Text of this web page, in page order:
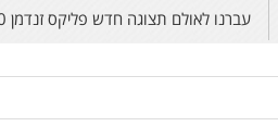
עברנו לאולם תצוגה חדש פליקס זנדמן 10 חולון